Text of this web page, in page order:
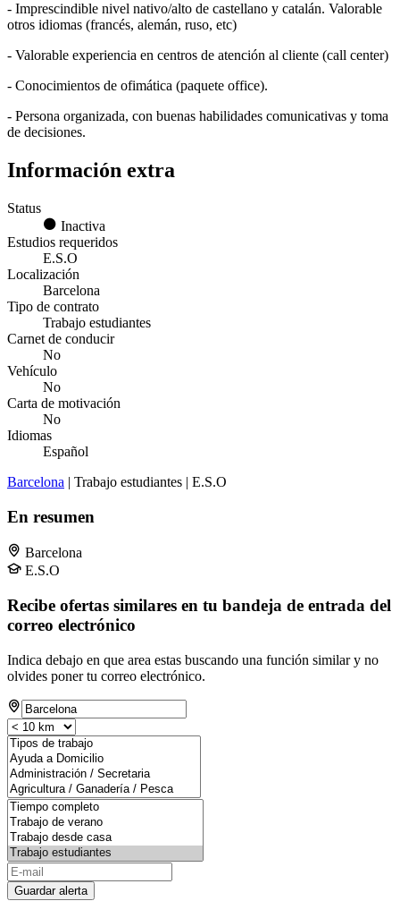
- Imprescindible nivel nativo/alto de castellano y catalán. Valorable
otros idiomas (francés, alemán, ruso, etc)
- Valorable experiencia en centros de atención al cliente (call center)
- Conocimientos de ofimática (paquete office).
- Persona organizada, con buenas habilidades comunicativas y toma
de decisiones.
Información extra
Status
Inactiva
Estudios requeridos
E.S.O
Localización
Barcelona
Tipo de contrato
Trabajo estudiantes
Carnet de conducir
No
Vehículo
No
Carta de motivación
No
Idiomas
Español
Barcelona | Trabajo estudiantes | E.S.O
En resumen
Barcelona
E.S.O
Recibe ofertas similares en tu bandeja de entrada del
correo electrónico
Indica debajo en que area estas buscando una función similar y no
olvides poner tu correo electrónico.
Guardar alerta